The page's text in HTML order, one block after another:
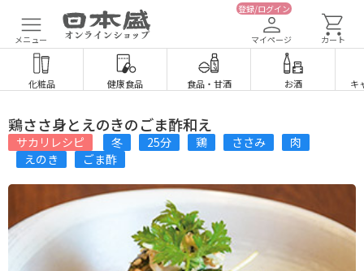
メニュー
登録/ログイン
マイページ カート
化粧品 健康食品 食品・ 甘酒 お酒 キ
鶏ささ身とえのきのごま酢和え
サカリレシピ 冬 25分 鶏 ささみ
肉
えのき
ごま酢